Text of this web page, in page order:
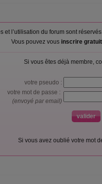
et l’utilisation du forum sont
Vous pouvez vous inscrire
Si vous êtes déjà membre,
votre pseudo :
votre mot de passe :
(envoyé par email)
Si vous avez oublié votre mot